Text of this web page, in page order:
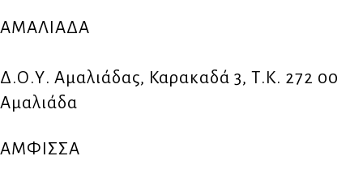
ΑΜΑΛΙΑΔΑ
Δ.Ο.Υ. Αμαλιάδας, Καρακαδά 3, Τ.Κ. 272 00
Αμαλιάδα
ΑΜΦΙΣΣΑ